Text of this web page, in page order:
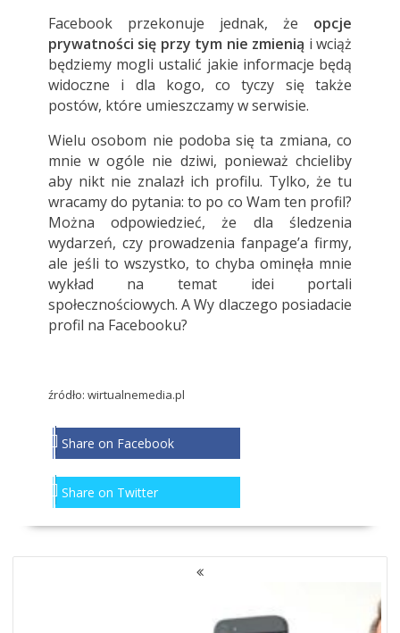
Facebook przekonuje jednak, że opcje
prywatności się przy tym nie zmienią i wciąż
będziemy mogli ustalić jakie informacje będą
widoczne i dla kogo, co tyczy się także
postów, które umieszczamy w serwisie.
Wielu osobom nie podoba się ta zmiana, co
mnie w ogóle nie dziwi, ponieważ chcieliby
aby nikt nie znalazł ich profilu. Tylko, że tu
wracamy do pytania: to po co Wam ten profil?
Można odpowiedzieć, że dla śledzenia
wydarzeń, czy prowadzenia fanpage’a firmy,
ale jeśli to wszystko, to chyba ominęła mnie
wykład na temat idei portali
społecznościowych. A Wy dlaczego posiadacie
profil na Facebooku?
źródło: wirtualnemedia.pl
Share on Facebook
Share on Twitter
NAWIGACJA